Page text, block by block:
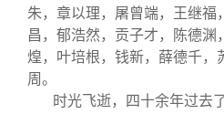
朱，章以理，屠曾端，王继福
昌，郁浩然，贡子才，陈德渊
煌，叶培根，钱新，薛德千，
周。
时光飞逝，四十余年过去